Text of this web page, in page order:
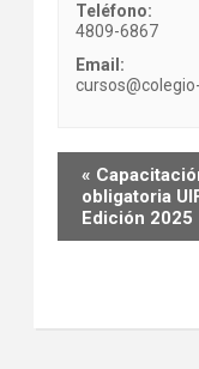
Teléfono:
4809-6867
Email:
Event
Navigation
«
obligatoria
Edición 2025